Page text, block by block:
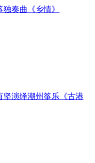
奏曲《乡情》
坚演绎潮州筝乐《古港